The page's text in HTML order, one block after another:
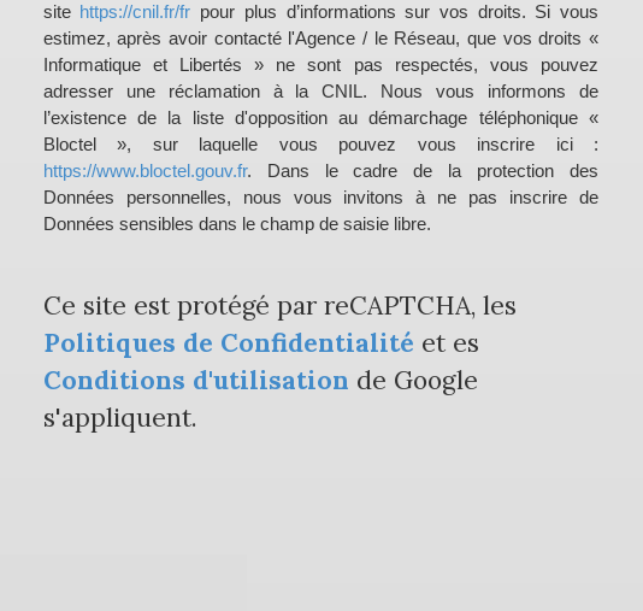
site https://cnil.fr/fr pour plus d’informations sur vos droits. Si vous
estimez, après avoir contacté l'Agence / le Réseau, que vos droits «
Informatique et Libertés » ne sont pas respectés, vous pouvez
adresser une réclamation à la CNIL. Nous vous informons de
l’existence de la liste d'opposition au démarchage téléphonique «
Bloctel », sur laquelle vous pouvez vous inscrire ici :
https://www.bloctel.gouv.fr. Dans le cadre de la protection des
Données personnelles, nous vous invitons à ne pas inscrire de
Données sensibles dans le champ de saisie libre.
Ce site est protégé par reCAPTCHA, les
Politiques de Confidentialité et es
Conditions d'utilisation de Google
s'appliquent.